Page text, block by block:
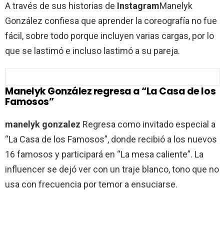
A través de sus historias de InstagramManelyk
González confiesa que aprender la coreografía no fue
fácil, sobre todo porque incluyen varias cargas, por lo
que se lastimó e incluso lastimó a su pareja.
Manelyk González regresa a “La Casa de los
Famosos”
manelyk gonzalez Regresa como invitado especial a
“La Casa de los Famosos”, donde recibió a los nuevos
16 famosos y participará en “La mesa caliente”. La
influencer se dejó ver con un traje blanco, tono que no
usa con frecuencia por temor a ensuciarse.